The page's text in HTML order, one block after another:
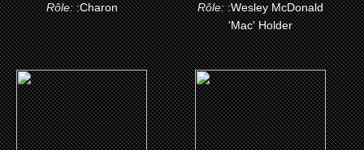
Rôle::Charon
Rôle::Wesley McDonald
'Mac' Holder
(2020)
One Night in Miami
(2019)
John Wick Parabellum